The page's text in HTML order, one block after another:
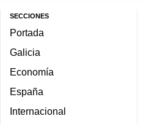
SECCIONES
Portada
Galicia
Economía
España
Internacional